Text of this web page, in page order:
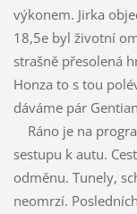
výkonem. Jirka
18,5e byl životní
strašně přesolená
Honza to s tou
dáváme pár
Ráno je na
sestupu k autu.
odměnu. Tunely,
neomrzí.